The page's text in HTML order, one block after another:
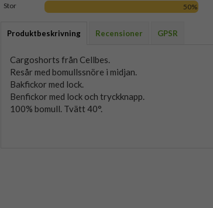
Stor
50%
Produktbeskrivning Recensioner GPSR
Cargoshorts från Cellbes.
Resår med bomullssnöre i midjan.
Bakfickor med lock.
Benfickor med lock och tryckknapp.
100% bomull. Tvätt 40°.